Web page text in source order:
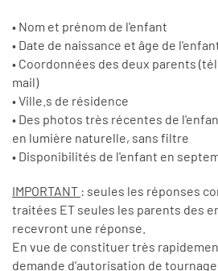
• Nom et prénom de l'enfant
• Date de naissance et âge de
• Coordonnées des deux parents
mail)
• Ville.s de résidence
• Des photos très récentes de
en lumière naturelle, sans filtre
• Disponibilités de l'enfant en
IMPORTANT : seules les réponses
traitées ET seules les parents des
recevront une réponse.
En vue de constituer très
demande d’autorisation de